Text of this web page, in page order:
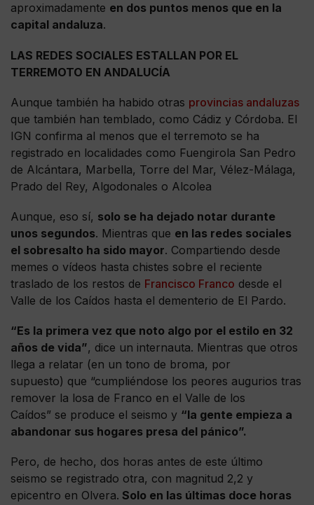
aproximadamente en dos puntos menos que en la
capital andaluza.
LAS REDES SOCIALES ESTALLAN POR EL
TERREMOTO EN ANDALUCÍA
Aunque también ha habido otras provincias andaluzas
que también han temblado, como Cádiz y Córdoba. El
IGN confirma al menos que el terremoto se ha
registrado en localidades como Fuengirola San Pedro
de Alcántara, Marbella, Torre del Mar, Vélez-Málaga,
Prado del Rey, Algodonales o Alcolea
Aunque, eso sí, solo se ha dejado notar durante
unos segundos. Mientras que en las redes sociales
el sobresalto ha sido mayor. Compartiendo desde
memes o vídeos hasta chistes sobre el reciente
traslado de los restos de Francisco Franco desde el
Valle de los Caídos hasta el dementerio de El Pardo.
“Es la primera vez que noto algo por el estilo en 32
años de vida”, dice un internauta. Mientras que otros
llega a relatar (en un tono de broma, por
supuesto) que “cumpliéndose los peores augurios tras
remover la losa de Franco en el Valle de los
Caídos” se produce el seismo y “la gente empieza a
abandonar sus hogares presa del pánico”.
Pero, de hecho, dos horas antes de este último
seismo se registrado otra, con magnitud 2,2 y
epicentro en Olvera. Solo en las últimas doce horas